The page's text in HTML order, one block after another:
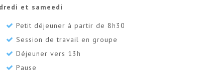
et sameedi
Petit déjeuner à partir de 8h30
Session de travail en groupe
Déjeuner vers 13h
Pause